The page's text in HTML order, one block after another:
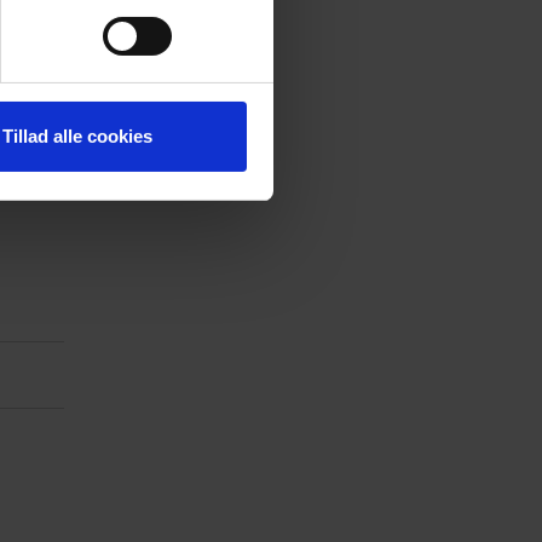
for sociale medier,
Tillad alle cookies